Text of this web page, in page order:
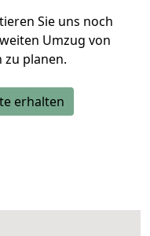
Sie uns noch
Umzug von
zu planen.
erhalten